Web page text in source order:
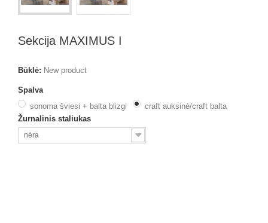
Sekcija MAXIMUS I
Būklė: New product
Spalva
sonoma šviesi + balta blizgi
craft auksinė/craft balta
Žurnalinis staliukas
nėra